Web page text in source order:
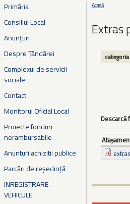
Primăria
Consiliul Local
Anunțuri
Despre Țăndărei
Complexul de servicii
sociale
Contact
Monitorul Oficial Local
Proiecte fonduri
nerambursabile
Anunturi achizitii publice
Parcări de reședință
INREGISTRARE
VEHICULE
Eşti aici
Acasă
Extras
Descarcă